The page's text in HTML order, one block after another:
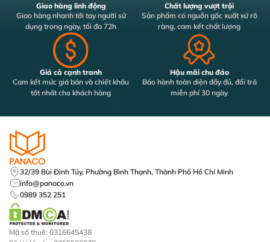
Giao hàng linh động
Giao hàng nhanh tới tay người sử
dụng trong ngày, tối đa 72h
Chất lượng vượt trội
Sản phẩm có nguồn gốc xuất xứ rõ
ràng, cam kết chất lượng
Giá cả cạnh tranh
Cam kết mức giá bán và chiết khấu
tốt nhất cho khách hàng
Hậu mãi chu đáo
Bảo hành toàn diện đầy đủ, đổi trả
miễn phí 30 ngày
32/39 Bùi Đình Túy, Phường Bình Thạnh, Thành Phố Hồ Chí Minh
info@panaco.vn
0989 352 251
Mã số thuế: 0316645438